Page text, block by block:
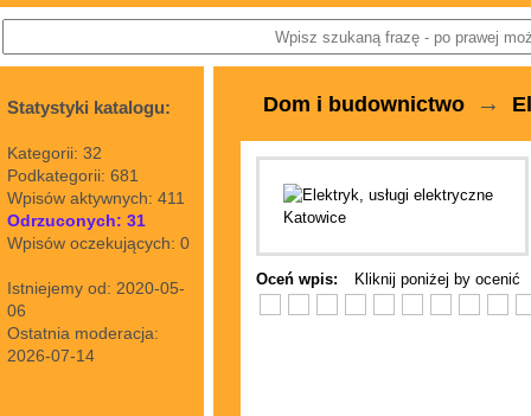
Statystyki katalogu:
Kategorii: 32
Podkategorii: 681
Wpisów aktywnych: 411
Odrzuconych: 31
Wpisów oczekujących: 0
Istniejemy od: 2020-05-
06
Ostatnia moderacja:
2026-07-14
Dom i budownictwo →
Oceń wpis: Kliknij poniżej by ocenić